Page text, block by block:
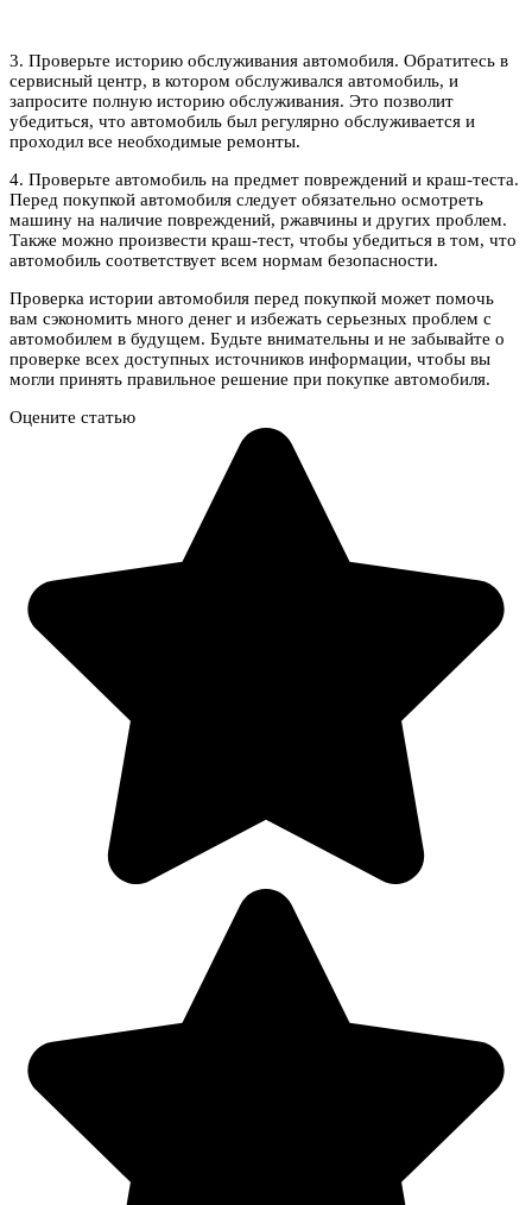
3. Проверьте историю обслуживания автомобиля. Обратитесь в
сервисный центр, в котором обслуживался автомобиль, и
запросите полную историю обслуживания. Это позволит
убедиться, что автомобиль был регулярно обслуживается и
проходил все необходимые ремонты.
4. Проверьте автомобиль на предмет повреждений и краш-теста.
Перед покупкой автомобиля следует обязательно осмотреть
машину на наличие повреждений, ржавчины и других проблем.
Также можно произвести краш-тест, чтобы убедиться в том, что
автомобиль соответствует всем нормам безопасности.
Проверка истории автомобиля перед покупкой может помочь
вам сэкономить много денег и избежать серьезных проблем с
автомобилем в будущем. Будьте внимательны и не забывайте о
проверке всех доступных источников информации, чтобы вы
могли принять правильное решение при покупке автомобиля.
Оцените статью